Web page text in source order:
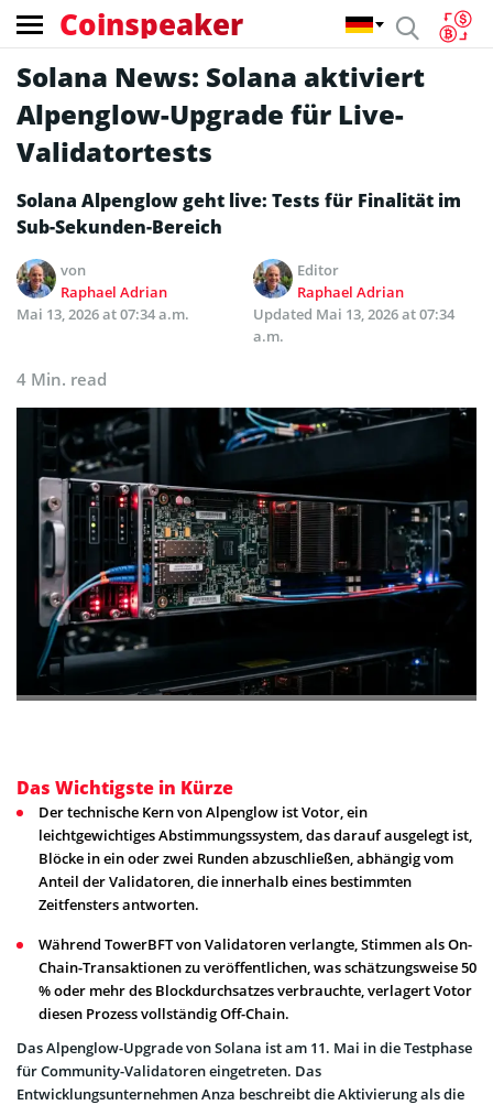
Coinspeaker
Solana News: Solana aktiviert
Alpenglow-Upgrade für Live-
Validatortests
Solana Alpenglow geht live: Tests für Finalität im
Sub-Sekunden-Bereich
von
Raphael Adrian
Editor
Raphael Adrian
Mai 13, 2026 at 07:34 a.m.
Updated Mai 13, 2026 at 07:34
a.m.
4 Min. read
Das Wichtigste in Kürze
Der technische Kern von Alpenglow ist Votor, ein
leichtgewichtiges Abstimmungssystem, das darauf ausgelegt ist,
Blöcke in ein oder zwei Runden abzuschließen, abhängig vom
Anteil der Validatoren, die innerhalb eines bestimmten
Zeitfensters antworten.
Während TowerBFT von Validatoren verlangte, Stimmen als On-
Chain-Transaktionen zu veröffentlichen, was schätzungsweise 50
% oder mehr des Blockdurchsatzes verbrauchte, verlagert Votor
diesen Prozess vollständig Off-Chain.
Das Alpenglow-Upgrade von Solana ist am 11. Mai in die Testphase
für Community-Validatoren eingetreten. Das
Entwicklungsunternehmen Anza beschreibt die Aktivierung als die